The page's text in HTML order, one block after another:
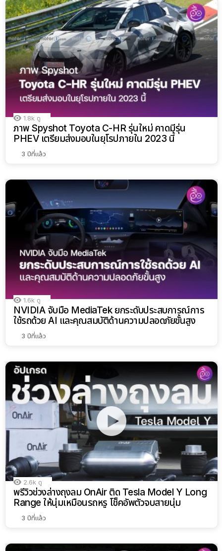
1.8k ดู
ภาพ Spyshot Toyota C-HR รุ่นใหม่ คาดมีรุ่น
PHEV เตรียมส่งมอบในยุโรปภายใน 2023 นี้
3 ปีที่แล้ว
1.6k ดู
NVIDIA จับมือ MediaTek ยกระดับประสบการณ์การ
ใช้รถด้วย AI และคุณสมบัติด้านความปลอดภัยขั้นสูง
3 ปีที่แล้ว
2.6k ดู
พรีวิวช่วงล่างถุงลม OnAir ติด Tesla Model Y Long
Range ให้นุ่มเหมือนรถหรู โช็คอัพตัวจบสายนุ่ม
3 ปีที่แล้ว